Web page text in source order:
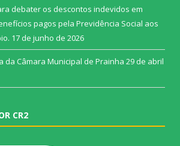
debater os descontos indevidos em
pagos pela Previdência Social aos
17 de junho de 2026
da Câmara Municipal de Prainha 29 de abril
CR2